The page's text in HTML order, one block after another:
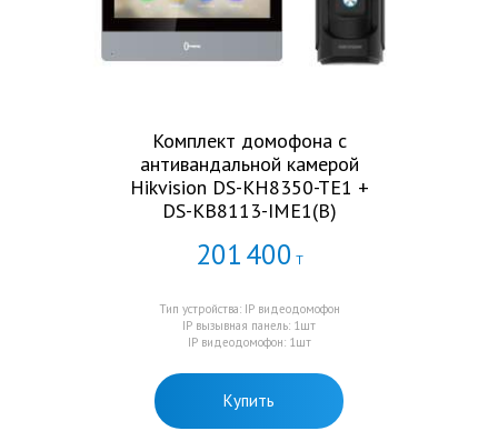
Комплект домофона с
антивандальной камерой
Hikvision DS-KH8350-TE1 +
DS-KB8113-IME1(B)
201400 Т
Тип устройства: IP видеодомофон
IP вызывная панель: 1шт
IP видеодомофон: 1шт
Купить